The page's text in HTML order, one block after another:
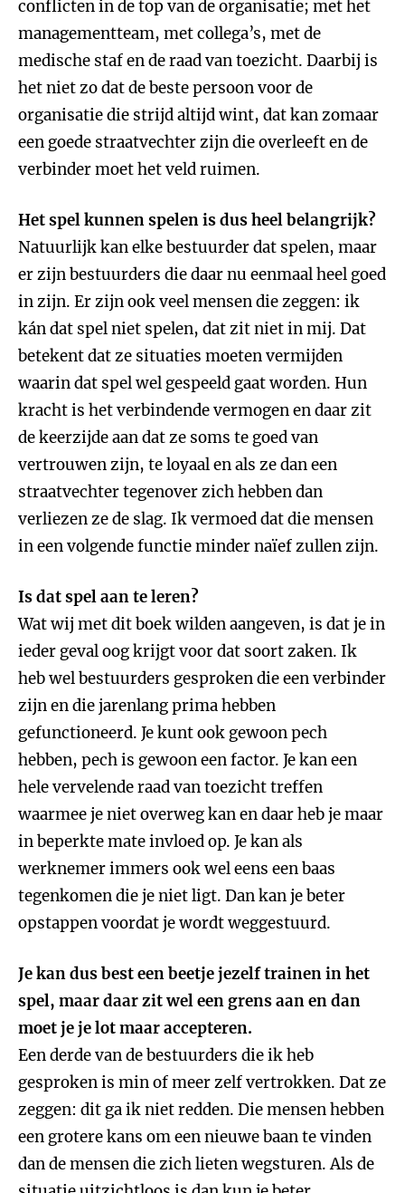
conflicten in de top van de organisatie; met het
managementteam, met collega’s, met de
medische staf en de raad van toezicht. Daarbij is
het niet zo dat de beste persoon voor de
organisatie die strijd altijd wint, dat kan zomaar
een goede straatvechter zijn die overleeft en de
verbinder moet het veld ruimen.
Het spel kunnen spelen is dus heel belangrijk?
Natuurlijk kan elke bestuurder dat spelen, maar
er zijn bestuurders die daar nu eenmaal heel goed
in zijn. Er zijn ook veel mensen die zeggen: ik
kán dat spel niet spelen, dat zit niet in mij. Dat
betekent dat ze situaties moeten vermijden
waarin dat spel wel gespeeld gaat worden. Hun
kracht is het verbindende vermogen en daar zit
de keerzijde aan dat ze soms te goed van
vertrouwen zijn, te loyaal en als ze dan een
straatvechter tegenover zich hebben dan
verliezen ze de slag. Ik vermoed dat die mensen
in een volgende functie minder naïef zullen zijn.
Is dat spel aan te leren?
Wat wij met dit boek wilden aangeven, is dat je in
ieder geval oog krijgt voor dat soort zaken. Ik
heb wel bestuurders gesproken die een verbinder
zijn en die jarenlang prima hebben
gefunctioneerd. Je kunt ook gewoon pech
hebben, pech is gewoon een factor. Je kan een
hele vervelende raad van toezicht treffen
waarmee je niet overweg kan en daar heb je maar
in beperkte mate invloed op. Je kan als
werknemer immers ook wel eens een baas
tegenkomen die je niet ligt. Dan kan je beter
opstappen voordat je wordt weggestuurd.
Je kan dus best een beetje jezelf trainen in het
spel, maar daar zit wel een grens aan en dan
moet je je lot maar accepteren.
Een derde van de bestuurders die ik heb
gesproken is min of meer zelf vertrokken. Dat ze
zeggen: dit ga ik niet redden. Die mensen hebben
een grotere kans om een nieuwe baan te vinden
dan de mensen die zich lieten wegsturen. Als de